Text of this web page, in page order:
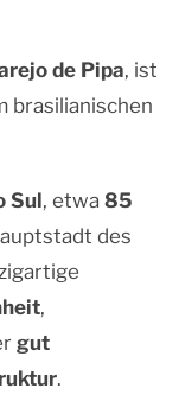
de Pipa, ist
brasilianischen
Sul, etwa 85
des
,
gut
.